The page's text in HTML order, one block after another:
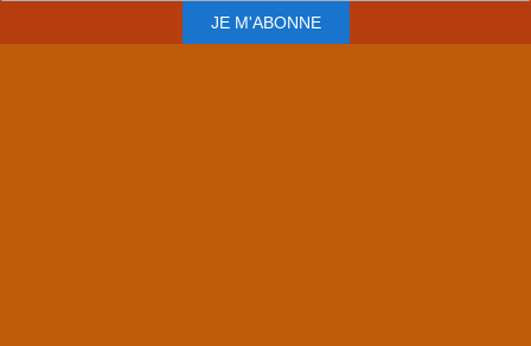
JE M'ABONNE